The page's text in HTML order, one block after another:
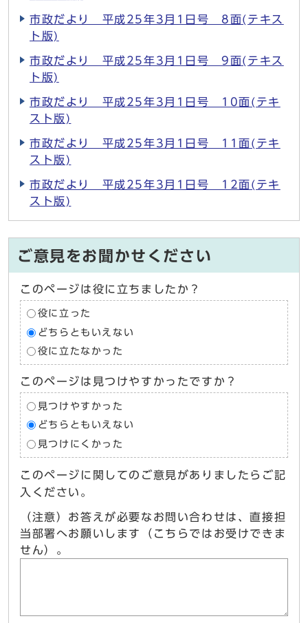
市政だより 平成25年3月1日号 8面(テキス
ト版)
市政だより 平成25年3月1日号 9面(テキス
ト版)
市政だより 平成25年3月1日号 10面(テキ
スト版)
市政だより 平成25年3月1日号 11面(テキ
スト版)
市政だより 平成25年3月1日号 12面(テキ
スト版)
ご意見をお聞かせください
このページは役に立ちましたか？
役に立った
どちらともいえない
役に立たなかった
このページは見つけやすかったですか？
見つけやすかった
どちらともいえない
見つけにくかった
このページに関してのご意見がありましたらご記
入ください。
（注意）お答えが必要なお問い合わせは、直接担
当部署へお願いします（こちらではお受けできま
せん）。